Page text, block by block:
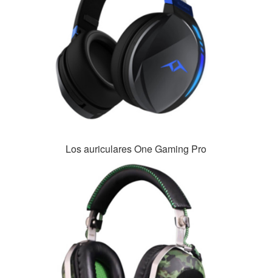
Los auriculares One Gaming Pro